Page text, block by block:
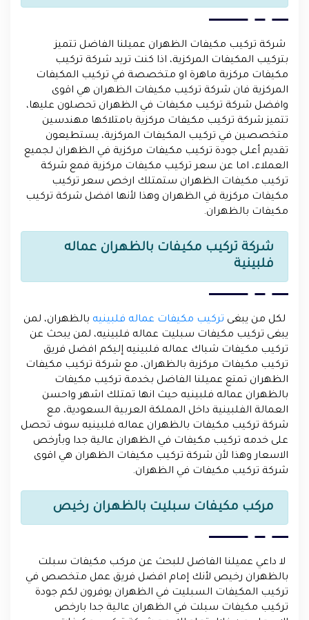
شركة تركيب مكيفات الظهران عميلنا الفاضل تتميز
بتركيب المكيفات المركزية، اذا كنت تريد شركة تركيب
مكيفات مركزية ماهرة او متخصصة في تركيب المكيفات
المركزية فان شركة تركيب مكيفات الظهران هي اقوى
وافضل شركة تركيب مكيفات في الظهران تحصلون عليها،
تتميز شركة تركيب مكيفات مركزية بامتلاكها مهندسين
متخصصين في تركيب المكيفات المركزية، يستطيعون
تقديم أعلى جودة تركيب مكيفات مركزية في الظهران لجميع
العملاء، اما عن سعر تركيب مكيفات مركزية فمع شركة
تركيب مكيفات الظهران ستمتلك ارخص سعر تركيب
مكيفات مركزية في الظهران وهذا لأنها افضل شركة تركيب
مكيفات بالظهران.
شركة تركيب مكيفات بالظهران عماله
فلبينية
لكل من يبغى تركيب مكيفات عماله فلبينيه بالظهران، لمن
يبغى تركيب مكيفات سبليت عماله فلبينيه، لمن يبحث عن
تركيب مكيفات شباك عماله فلبينيه إليكم افضل فريق
تركيب مكيفات مركزية بالظهران، مع شركة تركيب مكيفات
الظهران تمتع عميلنا الفاضل بخدمة تركيب مكيفات
بالظهران عماله فلبينيه حيث انها تمتلك اشهر واحسن
العمالة الفلبينية داخل المملكة العربية السعودية، مع
شركة تركيب مكيفات بالظهران عماله فلبينيه سوف تحصل
على خدمه تركيب مكيفات في الظهران عالية جدا وبأرخص
الاسعار وهذا لأن شركة تركيب مكيفات الظهران هي اقوى
شركة تركيب مكيفات في الظهران.
مركب مكيفات سبليت بالظهران رخيص
لا داعي عميلنا الفاضل للبحث عن مركب مكيفات سبلت
بالظهران رخيص لأنك إمام افضل فريق عمل متخصص في
تركيب المكيفات السبليت في الظهران يوفرون لكم جودة
تركيب مكيفات سبلت في الظهران عالية جدا بارخص